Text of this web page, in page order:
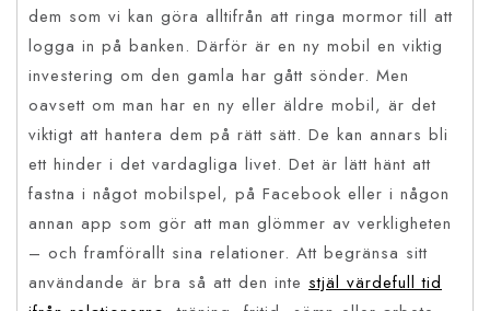
dem som vi kan göra alltifrån att ringa mormor till att
logga in på banken. Därför är en ny mobil en viktig
investering om den gamla har gått sönder. Men
oavsett om man har en ny eller äldre mobil, är det
viktigt att hantera dem på rätt sätt. De kan annars bli
ett hinder i det vardagliga livet. Det är lätt hänt att
fastna i något mobilspel, på Facebook eller i någon
annan app som gör att man glömmer av verkligheten
– och framförallt sina relationer. Att begränsa sitt
användande är bra så att den inte stjäl värdefull tid